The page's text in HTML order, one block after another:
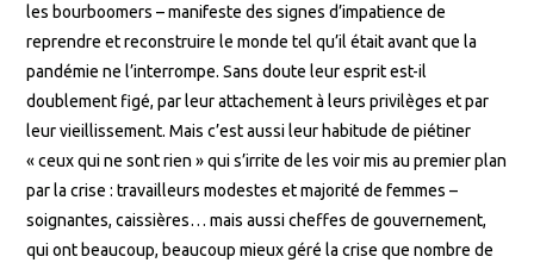
les bourboomers – manifeste des signes d’impatience de
reprendre et reconstruire le monde tel qu’il était avant que la
pandémie ne l’interrompe. Sans doute leur esprit est-il
doublement figé, par leur attachement à leurs privilèges et par
leur vieillissement. Mais c’est aussi leur habitude de piétiner
« ceux qui ne sont rien » qui s’irrite de les voir mis au premier plan
par la crise : travailleurs modestes et majorité de femmes –
soignantes, caissières… mais aussi cheffes de gouvernement,
qui ont beaucoup, beaucoup mieux géré la crise que nombre de